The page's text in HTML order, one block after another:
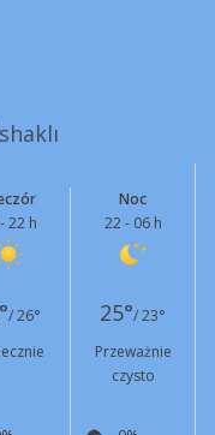
22 h
Noc
22 - 06 h
/ 26° 25°/ 23°
Przeważnie
czysto